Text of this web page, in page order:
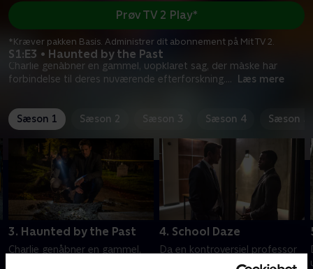
S1:E3 • Haunted by the Past
Charlie genåbner en gammel, uopklaret sag, der måske har
forbindelse til deres nuværende efterforskning.... Læs mere
Prøv TV 2 Play*
*Kræver pakken Basis. Administrer dit abonnement på Mit TV 2.
Sæson 1 Sæson 2 Sæson 4 Sæson 5
3. Haunted by the Past
Charlie genåbner en gammel,
4. School Daze
Da en kontroversiel professor
bliver fundet død, efterforsker